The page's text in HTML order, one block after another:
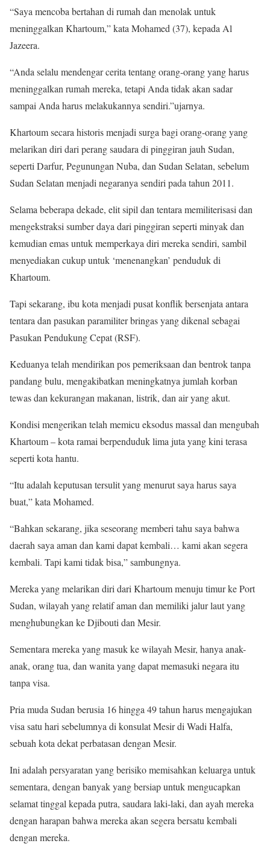
“Saya mencoba bertahan di rumah dan menolak untuk
meninggalkan Khartoum,” kata Mohamed (37), kepada Al
Jazeera.
“Anda selalu mendengar cerita tentang orang-orang yang harus
meninggalkan rumah mereka, tetapi Anda tidak akan sadar
sampai Anda harus melakukannya sendiri.”ujarnya.
Khartoum secara historis menjadi surga bagi orang-orang yang
melarikan diri dari perang saudara di pinggiran jauh Sudan,
seperti Darfur, Pegunungan Nuba, dan Sudan Selatan, sebelum
Sudan Selatan menjadi negaranya sendiri pada tahun 2011.
Selama beberapa dekade, elit sipil dan tentara memiliterisasi dan
mengekstraksi sumber daya dari pinggiran seperti minyak dan
kemudian emas untuk memperkaya diri mereka sendiri, sambil
menyediakan cukup untuk ‘menenangkan’ penduduk di
Khartoum.
Tapi sekarang, ibu kota menjadi pusat konflik bersenjata antara
tentara dan pasukan paramiliter bringas yang dikenal sebagai
Pasukan Pendukung Cepat (RSF).
Keduanya telah mendirikan pos pemeriksaan dan bentrok tanpa
pandang bulu, mengakibatkan meningkatnya jumlah korban
tewas dan kekurangan makanan, listrik, dan air yang akut.
Kondisi mengerikan telah memicu eksodus massal dan mengubah
Khartoum – kota ramai berpenduduk lima juta yang kini terasa
seperti kota hantu.
“Itu adalah keputusan tersulit yang menurut saya harus saya
buat,” kata Mohamed.
“Bahkan sekarang, jika seseorang memberi tahu saya bahwa
daerah saya aman dan kami dapat kembali… kami akan segera
kembali. Tapi kami tidak bisa,” sambungnya.
Mereka yang melarikan diri dari Khartoum menuju timur ke Port
Sudan, wilayah yang relatif aman dan memiliki jalur laut yang
menghubungkan ke Djibouti dan Mesir.
Sementara mereka yang masuk ke wilayah Mesir, hanya anak-
anak, orang tua, dan wanita yang dapat memasuki negara itu
tanpa visa.
Pria muda Sudan berusia 16 hingga 49 tahun harus mengajukan
visa satu hari sebelumnya di konsulat Mesir di Wadi Halfa,
sebuah kota dekat perbatasan dengan Mesir.
Ini adalah persyaratan yang berisiko memisahkan keluarga untuk
sementara, dengan banyak yang bersiap untuk mengucapkan
selamat tinggal kepada putra, saudara laki-laki, dan ayah mereka
dengan harapan bahwa mereka akan segera bersatu kembali
dengan mereka.